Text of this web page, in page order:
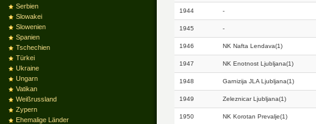
Serbien
Slowakei
Slowenien
Spanien
Tschechien
Türkei
Ukraine
Ungarn
Vatikan
Weißrussland
Zypern
Ehemalige Länder
1944 -
1945 -
1946 NK Nafta Lendava(1)
1947 NK Enotnost Ljubljana(1)
1948 Garnizija JLA Ljubljana(1)
1949 Zeleznicar Ljubljana(1)
1950 NK Korotan Prevalje(1)